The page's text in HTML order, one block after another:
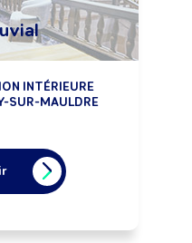
INTÉRIEURE
SUR-MAULDRE